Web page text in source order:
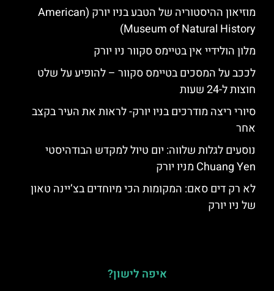
מוזיאון ההיסטוריה של הטבע בניו יורק (American
Museum of Natural History)
מלון הולידיי אין בטיימס סקוור ניו יורק
לככב על המסכים בטיימס סקוור – להופיע על שלט
חוצות ל-24 שעות
סיורי ריצה מודרכים בניו יורק- לראות את העיר בקצב
אחר
נוסעים לגלות שלווה: יום טיול למקדש הבודהיסטי
Chuang Yen מניו יורק
לא רק דים סאם: המקומות הכי מיוחדים בצ’יינה טאון
של ניו יורק
איפה לישון?